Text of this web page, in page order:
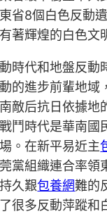
省8個白色反動
著輝煌的白色文
代和地盤反動
的進步前輩地域
敵后抗日依據地
鬥時代是華南國
。在新平易近主
黨組織連合率領
久艱包養網難的
很多反動萍蹤和